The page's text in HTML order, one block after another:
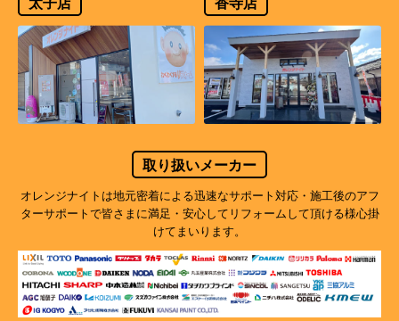
取り扱いメーカー
オレンジナイトは地元密着による迅速なサポート対応・施工後のアフ
ターサポートで皆さまに満足・安心してリフォームして頂ける様心掛
けてまいります。